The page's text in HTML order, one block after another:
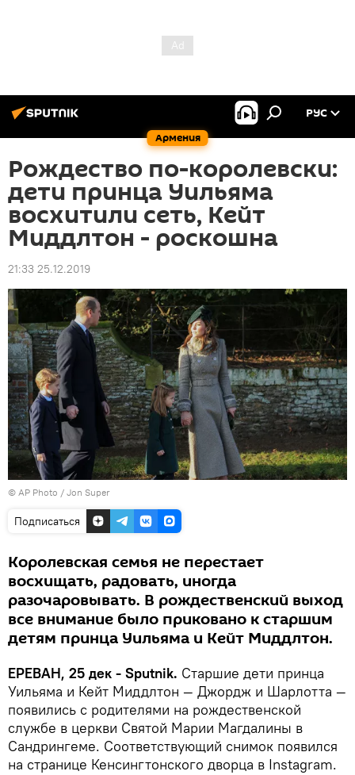
Армения
РУС
Рождество по-королевски:
дети принца Уильяма
восхитили сеть, Кейт
Миддлтон - роскошна
21:33 25.12.2019
© AP Photo / Jon Super
Подписаться
Королевская семья не перестает
восхищать, радовать, иногда
разочаровывать. В рождественский выход
все внимание было приковано к старшим
детям принца Уильяма и Кейт Миддлтон.
ЕРЕВАН, 25 дек - Sputnik. Старшие дети принца
Уильяма и Кейт Миддлтон — Джордж и Шарлотта —
появились с родителями на рождественской
службе в церкви Святой Марии Магдалины в
Сандрингеме. Соответствующий снимок появился
на странице Кенсингтонского дворца в Instagram.